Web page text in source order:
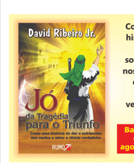
Novidade
CNPJ
nesta sexta
ver todas »